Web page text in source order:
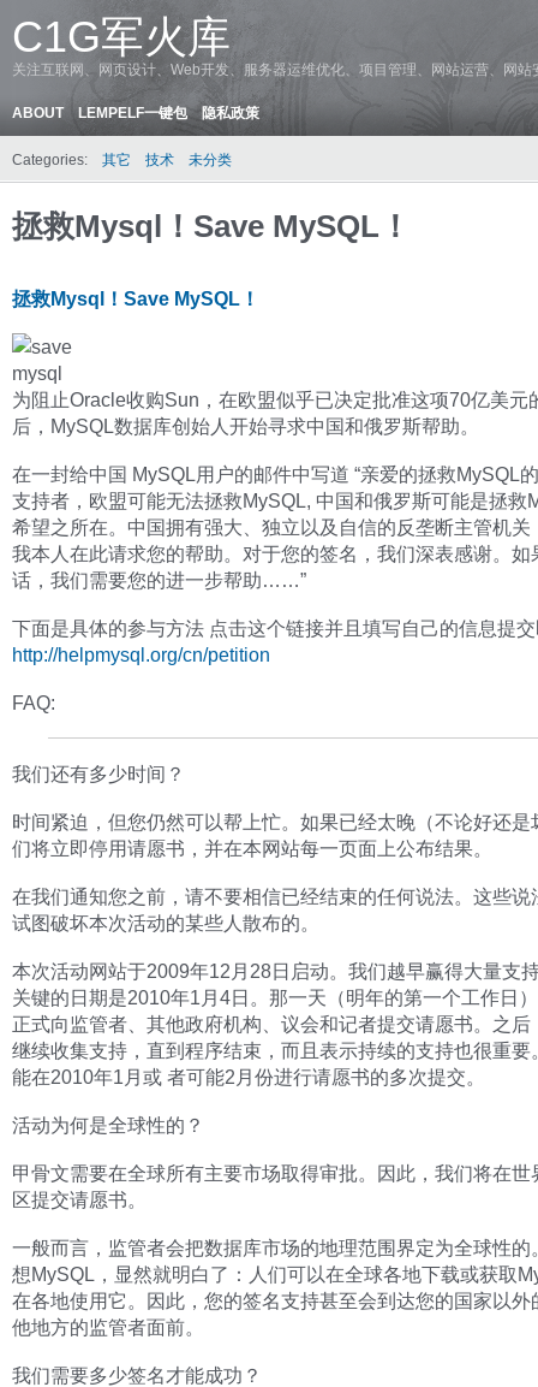
C1G军火库
关注互联网、网页设计、Web开发、服务器运维优化、项目管理、网站运营、网
ABOUT LEMPELF一键包 隐私政策
Categories: 其它 技术 未分类
拯救Mysql！Save MySQL！
拯救Mysql！Save MySQL！
为阻止Oracle收购Sun，在欧盟似乎已决定批准这项70亿美元
后，MySQL数据库创始人开始寻求中国和俄罗斯帮助。
在一封给中国 MySQL用户的邮件中写道 “亲爱的拯救MySQL
支持者，欧盟可能无法拯救MySQL, 中国和俄罗斯可能是拯救
希望之所在。中国拥有强大、独立以及自信的反垄断主管机关
我本人在此请求您的帮助。对于您的签名，我们深表感谢。如
话，我们需要您的进一步帮助……”
下面是具体的参与方法 点击这个链接并且填写自己的信息提
http://helpmysql.org/cn/petition
FAQ:
我们还有多少时间？
时间紧迫，但您仍然可以帮上忙。如果已经太晚（不论好还是
们将立即停用请愿书，并在本网站每一页面上公布结果。
在我们通知您之前，请不要相信已经结束的任何说法。这些说
试图破坏本次活动的某些人散布的。
本次活动网站于2009年12月28日启动。我们越早赢得大量支
关键的日期是2010年1月4日。那一天（明年的第一个工作日
正式向监管者、其他政府机构、议会和记者提交请愿书。之后
继续收集支持，直到程序结束，而且表示持续的支持也很重要
能在2010年1月或 者可能2月份进行请愿书的多次提交。
活动为何是全球性的？
甲骨文需要在全球所有主要市场取得审批。因此，我们将在世
区提交请愿书。
一般而言，监管者会把数据库市场的地理范围界定为全球性的
想MySQL，显然就明白了：人们可以在全球各地下载或获取
在各地使用它。因此，您的签名支持甚至会到达您的国家以外
他地方的监管者面前。
我们需要多少签名才能成功？